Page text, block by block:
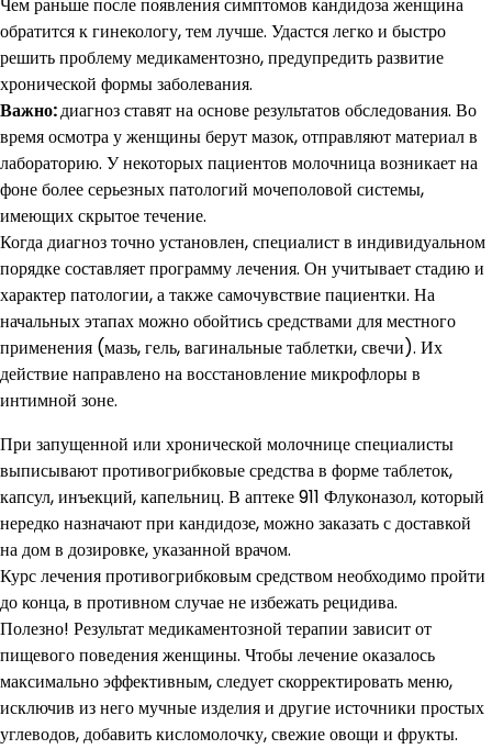
Чем раньше после появления симптомов кандидоза женщина
обратится к гинекологу, тем лучше. Удастся легко и быстро
решить проблему медикаментозно, предупредить развитие
хронической формы заболевания.
Важно:диагноз ставят на основе результатов обследования. Во
время осмотра у женщины берут мазок, отправляют материал в
лабораторию. У некоторых пациентов молочница возникает на
фоне более серьезных патологий мочеполовой системы,
имеющих скрытое течение.
Когда диагноз точно установлен, специалист в индивидуальном
порядке составляет программу лечения. Он учитывает стадию и
характер патологии, а также самочувствие пациентки. На
начальных этапах можно обойтись средствами для местного
применения (мазь, гель, вагинальные таблетки, свечи). Их
действие направлено на восстановление микрофлоры в
интимной зоне.
При запущенной или хронической молочнице специалисты
выписывают противогрибковые средства в форме таблеток,
капсул, инъекций, капельниц. В аптеке 911 Флуконазол, который
нередко назначают при кандидозе, можно заказать с доставкой
на дом в дозировке, указанной врачом.
Курс лечения противогрибковым средством необходимо пройти
до конца, в противном случае не избежать рецидива.
Полезно! Результат медикаментозной терапии зависит от
пищевого поведения женщины. Чтобы лечение оказалось
максимально эффективным, следует скорректировать меню,
исключив из него мучные изделия и другие источники простых
углеводов, добавить кисломолочку, свежие овощи и фрукты.